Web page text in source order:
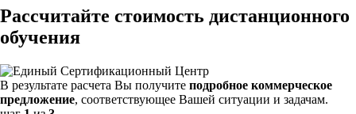
Рассчитайте стоимость дистанционного
обучения
В результате расчета Вы получите подробное коммерческое
предложение, соответствующее Вашей ситуации и задачам.